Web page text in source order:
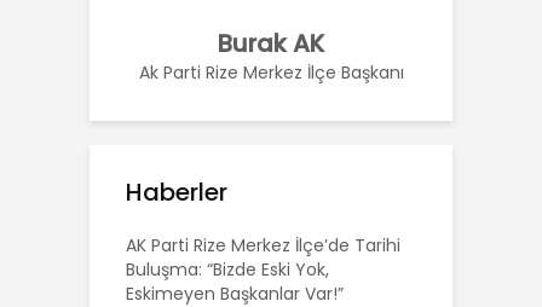
Burak AK
Ak Parti Rize Merkez İlçe Başkanı
Haberler
AK Parti Rize Merkez İlçe’de Tarihi
Buluşma: “Bizde Eski Yok,
Eskimeyen Başkanlar Var!”